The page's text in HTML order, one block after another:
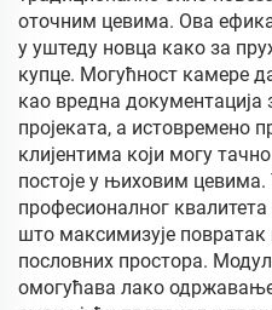
оточним цевима. Ова
у уштеду новца како за
купце. Могућност камере
као вредна
пројеката, а истовремено
клијентима који могу
постоје у њиховим цевима.
професионалног квалитета
што максимизује повратак
пословних простора.
омогућава лако